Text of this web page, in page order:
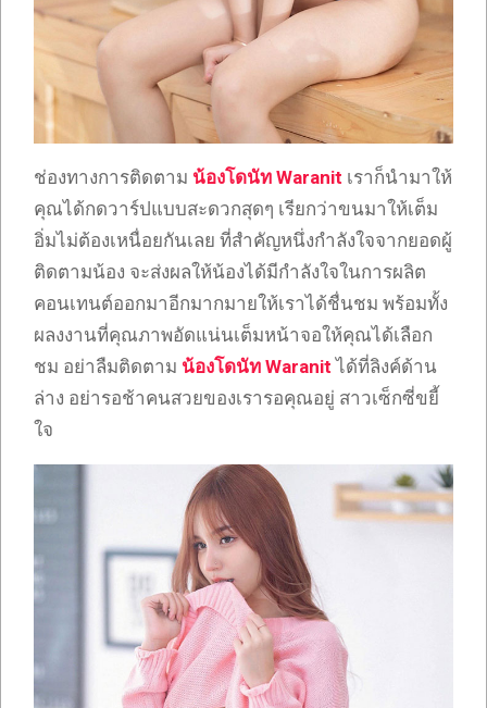
ช่องทางการติดตาม น้องโดนัท Waranit เราก็นำมาให้
คุณได้กดวาร์ปแบบสะดวกสุดๆ เรียกว่าขนมาให้เต็ม
อิ่มไม่ต้องเหนื่อยกันเลย ที่สำคัญหนึ่งกำลังใจจากยอดผู้
ติดตามน้อง จะส่งผลให้น้องได้มีกำลังใจในการผลิต
คอนเทนต์ออกมาอีกมากมายให้เราได้ชื่นชม พร้อมทั้ง
ผลงงานที่คุณภาพอัดแน่นเต็มหน้าจอให้คุณได้เลือก
ชม อย่าลืมติดตาม น้องโดนัท Waranit ได้ที่ลิงค์ด้าน
ล่าง อย่ารอช้าคนสวยของเรารอคุณอยู่ สาวเซ็กซี่ขยี้
ใจ